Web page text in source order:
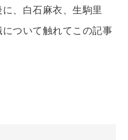
、白石麻衣、生駒里
ついて触れてこの記事